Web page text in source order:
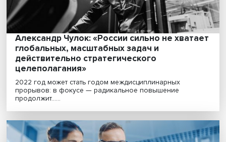
Александр Чулок: «России сильно не
глобальных, масштабных задач и
действительно стратегического
целеполагания»
2022 год может стать годом междисциплинарных
прорывов: в фокусе — радикальное повышение
продолжит......